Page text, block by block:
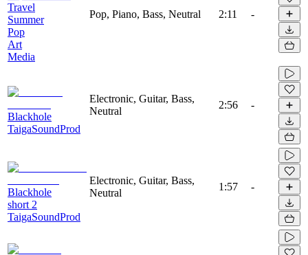
Travel
Summer
Pop
Art
Media
Pop, Piano, Bass, Neutral 2:11 -
Blackhole
TaigaSoundProd
Electronic, Guitar, Bass,
Neutral
2:56 -
Blackhole
short 2
TaigaSoundProd
Electronic, Guitar, Bass,
Neutral
1:57 -